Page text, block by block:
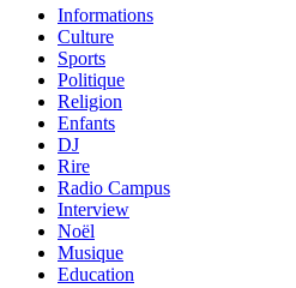
Informations
Culture
Sports
Politique
Religion
Enfants
DJ
Rire
Radio Campus
Interview
Noël
Musique
Education